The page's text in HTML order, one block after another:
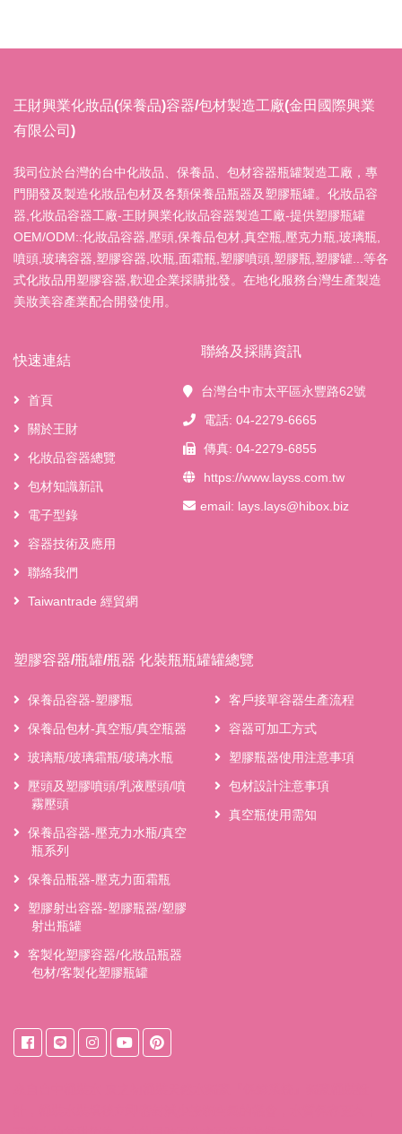
王財興業化妝品(保養品)容器/包材製造工廠(金田國際興業
有限公司)
我司位於台灣的台中化妝品、保養品、包材容器瓶罐製造工廠，專
門開發及製造化妝品包材及各類保養品瓶器及塑膠瓶罐。化妝品容
器,化妝品容器工廠-王財興業化妝品容器製造工廠-提供塑膠瓶罐
OEM/ODM::化妝品容器,壓頭,保養品包材,真空瓶,壓克力瓶,玻璃瓶,
噴頭,玻璃容器,塑膠容器,吹瓶,面霜瓶,塑膠噴頭,塑膠瓶,塑膠罐...等各
式化妝品用塑膠容器,歡迎企業採購批發。在地化服務台灣生產製造
美妝美容產業配合開發使用。
快速連結
首頁
關於王財
化妝品容器總覽
包材知識新訊
電子型錄
容器技術及應用
聯絡我們
Taiwantrade 經貿網
塑膠容器/瓶罐/瓶器 化裝瓶瓶罐罐總覽
保養品容器-塑膠瓶
保養品包材-真空瓶/真空瓶器
玻璃瓶/玻璃霜瓶/玻璃水瓶
壓頭及塑膠噴頭/乳液壓頭/噴
霧壓頭
保養品容器-壓克力水瓶/真空
瓶系列
保養品瓶器-壓克力面霜瓶
塑膠射出容器-塑膠瓶器/塑膠
射出瓶罐
客製化塑膠容器/化妝品瓶器
包材/客製化塑膠瓶罐
客戶接單容器生產流程
容器可加工方式
塑膠瓶器使用注意事項
包材設計注意事項
真空瓶使用需知
聯絡及採購資訊
台灣台中市太平區永豐路62號
電話: 04-2279-6665
傳真: 04-2279-6855
https://www.layss.com.tw
email: lays.lays@hibox.biz